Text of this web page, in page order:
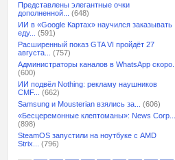
Представлены элегантные очки
дополненной...
(648)
ИИ в «Google Картах» научился заказывать
еду...
(591)
Расширенный показ GTA VI пройдёт 27
августа...
(757)
Администраторы каналов в WhatsApp скоро...
(600)
ИИ подвёл Nothing: рекламу наушников
CMF...
(662)
Samsung и Mousterian взялись за...
(606)
«Бесцеремонные клептоманы»: News Corp....
(898)
SteamOS запустили на ноутбуке с AMD
Strix...
(796)